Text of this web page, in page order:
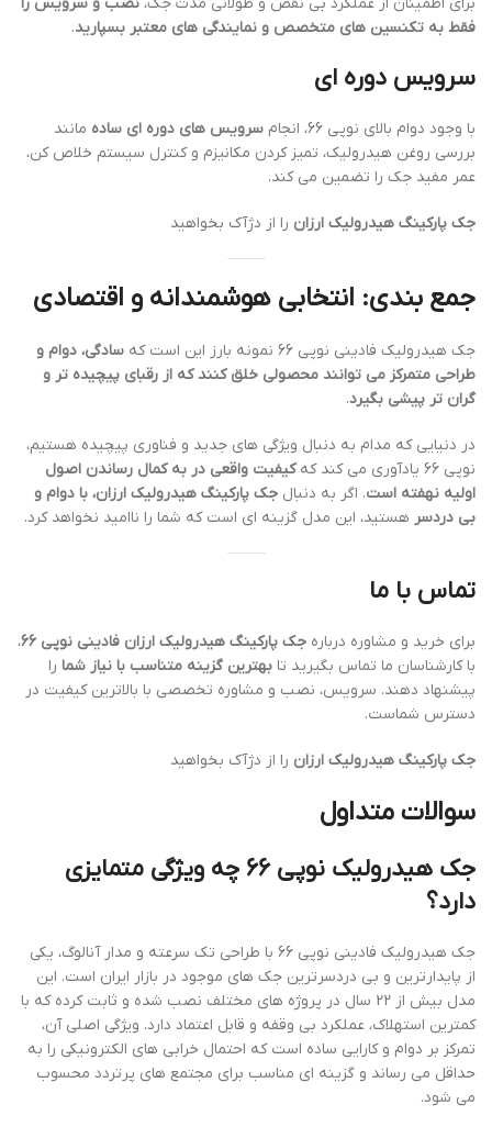
فقط به تکنسین های متخصص و نمایندگی های معتبر بسپارید.
سرویس دوره ای
با وجود دوام بالای نوپی 66، انجام سرویس های دوره ای ساده مانند
بررسی روغن هیدرولیک، تمیز کردن مکانیزم و کنترل سیستم خلاص کن،
عمر مفید جک را تضمین می کند.
جک پارکینگ هیدرولیک ارزان را از دژآک بخواهید
جمع بندی: انتخابی هوشمندانه و اقتصادی
جک هیدرولیک فادینی نوپی 66 نمونه بارز این است که
سادگی، دوام و
طراحی متمرکز می توانند محصولی خلق کنند که از رقبای پیچیده تر و
گران تر پیشی بگیرد.
در دنیایی که مدام به دنبال ویژگی های جدید و فناوری پیچیده هستیم،
نوپی 66 یادآوری می کند که
کیفیت واقعی در به کمال رساندن اصول
اولیه نهفته است. اگر به دنبال جک پارکینگ هیدرولیک ارزان، با دوام و
بی دردسر هستید، این مدل گزینه ای است که شما را ناامید نخواهد کرد.
تماس با ما
برای خرید و مشاوره درباره جک پارکینگ هیدرولیک ارزان فادینی نوپی 66
،
با کارشناسان ما تماس بگیرید تا بهترین گزینه متناسب با نیاز شما را
پیشنهاد دهند. سرویس، نصب و مشاوره تخصصی با بالاترین کیفیت در
دسترس شماست.
جک پارکینگ هیدرولیک ارزان را از دژآک بخواهید
سوالات متداول
جک هیدرولیک نوپی 66 چه ویژگی متمایزی
دارد؟
جک هیدرولیک فادینی نوپی 66 با طراحی تک سرعته و مدار آنالوگ، یکی
از پایدارترین و بی دردسرترین جک های موجود در بازار ایران است. این
مدل بیش از 22 سال در پروژه های مختلف نصب شده و ثابت کرده که با
کمترین استهلاک، عملکرد بی وقفه و قابل اعتماد دارد. ویژگی اصلی آن،
تمرکز بر دوام و کارایی ساده است که احتمال خرابی های الکترونیکی را به
حداقل می رساند و گزینه ای مناسب برای مجتمع های پرتردد محسوب
می شود.